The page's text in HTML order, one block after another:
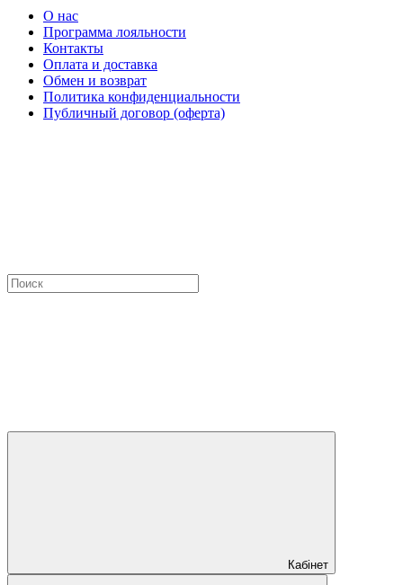
О нас
Программа лояльности
Контакты
Оплата и доставка
Обмен и возврат
Политика конфиденциальности
Публичный договор (оферта)
Кабінет